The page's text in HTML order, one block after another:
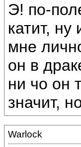
Э! по-
катит,
мне
он в
ни чо он
значит,
Warlock